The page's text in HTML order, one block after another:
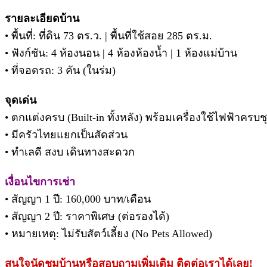
รายละเอียดบ้าน
• พื้นที่: ที่ดิน 73 ตร.ว. | พื้นที่ใช้สอย 285 ตร.ม.
• ฟังก์ชัน: 4 ห้องนอน | 4 ห้องห้องน้ำ | 1 ห้องแม่บ้าน
• ที่จอดรถ: 3 คัน (ในร่ม)
จุดเด่น
• ตกแต่งครบ (Built-in ทั้งหลัง) พร้อมเครื่องใช้ไฟฟ้าครบ
• มีครัวไทยแยกเป็นสัดส่วน
• ทำเลดี สงบ เดินทางสะดวก
เงื่อนไขการเช่า
• สัญญา 1 ปี: 160,000 บาท/เดือน
• สัญญา 2 ปี: ราคาพิเศษ (ต่อรองได้)
• หมายเหตุ: ไม่รับสัตว์เลี้ยง (No Pets Allowed)
สนใจนัดชมบ้านหรือสอบถามเพิ่มเติม ติดต่อเราได้เลย!